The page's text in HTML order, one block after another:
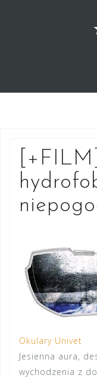
Okulary Univet
Jesienna aura,
wychodzenia z